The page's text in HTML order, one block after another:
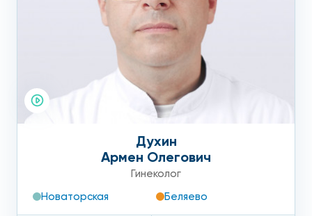
Духин
Армен Олегович
Гинеколог
Новаторская
Беляево